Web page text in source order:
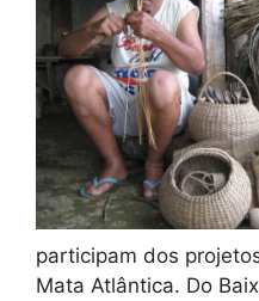
participam dos
Mata Atlântica. Do